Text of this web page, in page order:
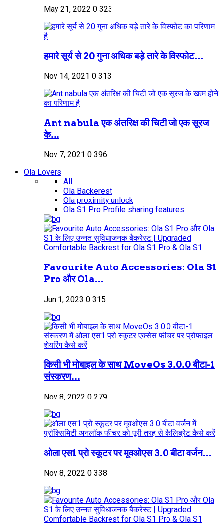
May 21, 2022 0 323
हमारे सूर्य से 20 गुना अधिक बड़े तारे के विस्फोट...
Nov 14, 2021 0 313
Ant nabula एक अंतरिक्ष की चिटी जो एक सूरज
के...
Nov 7, 2021 0 396
Ola Lovers
All
Ola Backerest
Ola proximity unlock
Ola S1 Pro Profile sharing features
Favourite Auto Accessories: Ola S1
Pro और Ola...
Jun 1, 2023 0 315
किसी भी मोबाइल के साथ MoveOs 3.0.0 बीटा-1
संस्करण...
Nov 8, 2022 0 279
ओला एस1 प्रो स्कूटर पर मूवओएस 3.0 बीटा वर्जन...
Nov 8, 2022 0 338